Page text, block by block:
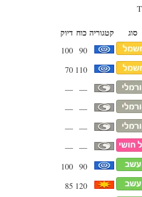
סוג קטגוריה כוח דיוק
90
100
110
70
—
—
—
—
—
—
—
—
90
100
120
85